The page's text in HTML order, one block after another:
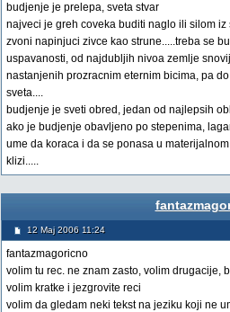
budjenje je prelepa, sveta stvar
najveci je greh coveka buditi naglo ili silom iz
zvoni napinjuci zivce kao strune.....treba se
uspavanosti, od najdubljih nivoa zemlje
nastanjenih prozracnim eternim bicima, pa
sveta....
budjenje je sveti obred, jedan od najlepsih
ako je budjenje obavljeno po stepenima,
ume da koraca i da se ponasa u
klizi.....
12 Maj 2006 11:24
fantazmagoricno
volim tu rec. ne znam zasto, volim drugacije,
volim kratke i jezgrovite reci
volim da gledam neki tekst na jeziku koji ne